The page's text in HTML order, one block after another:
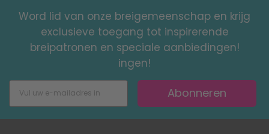
Word lid van onze breigemeenschap en krijg
exclusieve toegang tot inspirerende
breipatronen en speciale aanbiedingen!
ingen!
Abonneren